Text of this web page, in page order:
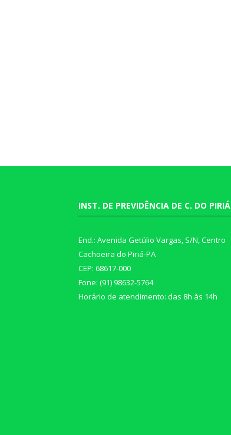
INST. DE PREVIDÊNCIA DE C. DO PIRIÁ
End.: Avenida Getúlio Vargas, S/N, Centro
Cachoeira do Piriá-PA
CEP: 68617-000
Fone: (91) 98632-5764
Horário de atendimento: das 8h às 14h